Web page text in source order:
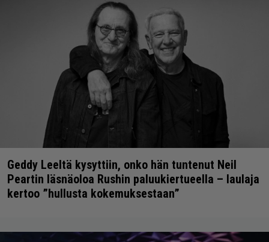
Geddy Leeltä kysyttiin, onko hän tuntenut Neil
Peartin läsnäoloa Rushin paluukiertueella – laulaja
kertoo ”hullusta kokemuksestaan”